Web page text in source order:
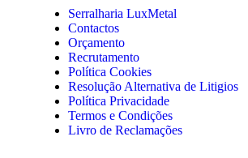
Serralharia LuxMetal
Contactos
Orçamento
Recrutamento
Política Cookies
Resolução Alternativa de Litigios
Política Privacidade
Termos e Condições
Livro de Reclamações